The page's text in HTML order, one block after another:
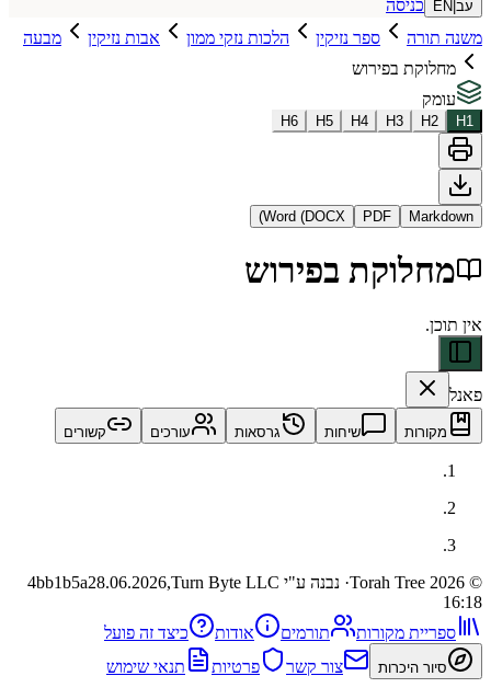
כניסה
ספר נזיקין הלכות נזקי ממון אבות נזיקין
מבעה
בפירוש
H3
H4
H5
H6
PDF
Word (DOCX)
בפירוש
שיחות גרסאות עורכים קשורים
· נבנה ע"י Turn Byte LLC 4bb1b5a28.06.2026,
מקורות תורמים אודות כיצד זה פועל
היכרות צור קשר פרטיות תנאי שימוש